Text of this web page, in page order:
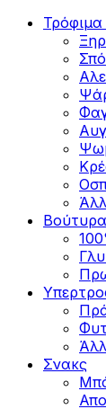
Τρόφιμα
Σνακς